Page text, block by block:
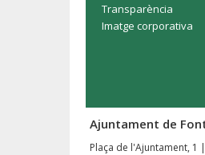
Transparència
Imatge corporativa
Ajuntament de
Plaça de l'Ajuntament, 1